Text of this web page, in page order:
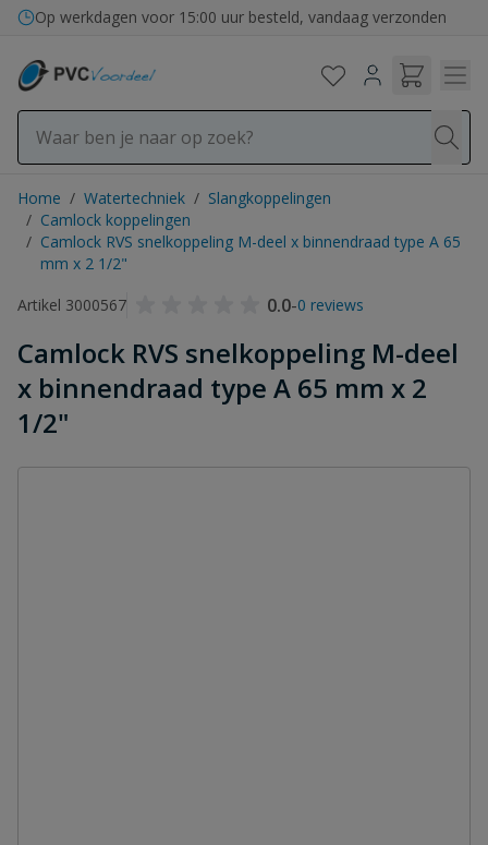
Ga naar de inhoud
Op werkdagen voor 15:00 uur besteld, vandaag verzonden
Home / Watertechniek / Slangkoppelingen
/ Camlock koppelingen
/ Camlock RVS snelkoppeling M-deel x binnendraad type A 65
mm x 2 1/2"
Artikel 3000567
0.0-0 reviews
Camlock RVS snelkoppeling M-deel
x binnendraad type A 65 mm x 2
1/2"